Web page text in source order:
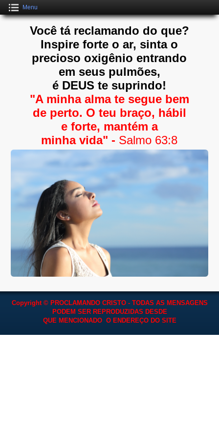
Menu
Você tá reclamando do que?
Inspire forte o ar, sinta o
precioso oxigênio entrando
em seus pulmões,
é DEUS te suprindo!
"A minha alma te segue bem
de perto. O teu braço, hábil
e forte, mantém a
minha vida" - Salmo 63:8
Copyright © PROCLAMANDO CRISTO - TODAS AS MENSAGENS
PODEM SER REPRODUZIDAS DESDE
QUE MENCIONADO O ENDEREÇO DO SITE